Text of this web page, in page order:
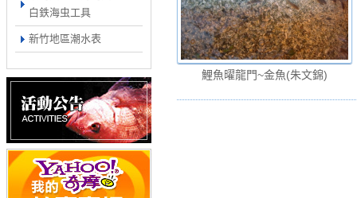
白鉄海虫工具
新竹地區潮水表
鯉魚曜龍門~金魚(朱文錦)